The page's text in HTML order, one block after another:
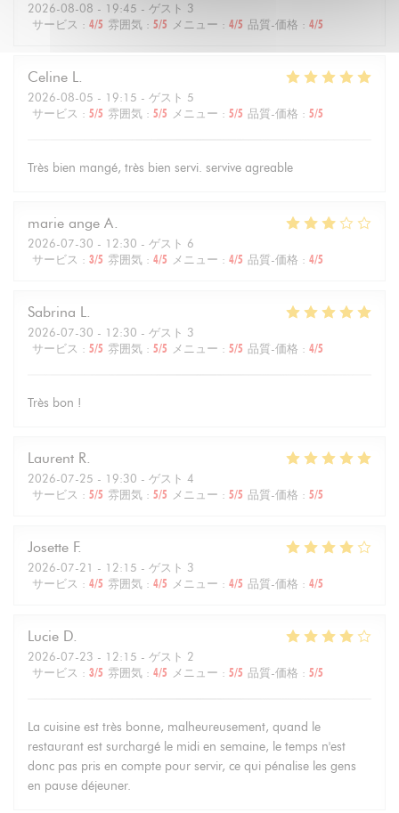
2026-08-08 - 19:45 - ゲスト 3
サービス : 4/5 雰囲気 : 5/5 メニュー : 4/5 品質-価格 : 4/5
Celine L
2026-08-05 - 19:15 - ゲスト 5
サービス : 5/5 雰囲気 : 5/5 メニュー : 5/5 品質-価格 : 5/5
Très bien mangé, très bien servi. servive agreable
marie ange A
2026-07-30 - 12:30 - ゲスト 6
サービス : 3/5 雰囲気 : 4/5 メニュー : 4/5 品質-価格 : 4/5
Sabrina L
2026-07-30 - 12:30 - ゲスト 3
サービス : 5/5 雰囲気 : 5/5 メニュー : 5/5 品質-価格 : 4/5
Très bon !
Laurent R
2026-07-25 - 19:30 - ゲスト 4
サービス : 5/5 雰囲気 : 5/5 メニュー : 5/5 品質-価格 : 5/5
Josette F
2026-07-21 - 12:15 - ゲスト 3
サービス : 4/5 雰囲気 : 4/5 メニュー : 4/5 品質-価格 : 4/5
Lucie D
2026-07-23 - 12:15 - ゲスト 2
サービス : 3/5 雰囲気 : 4/5 メニュー : 5/5 品質-価格 : 5/5
La cuisine est très bonne, malheureusement, quand le
restaurant est surchargé le midi en semaine, le temps n'est
donc pas pris en compte pour servir, ce qui pénalise les gens
en pause déjeuner.